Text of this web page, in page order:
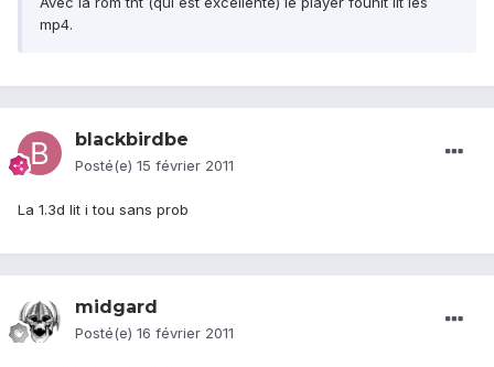
mp4.
blackbirdbe
Posté(e) 15 février 2011
La 1.3d lit i tou sans prob
midgard
Posté(e) 16 février 2011